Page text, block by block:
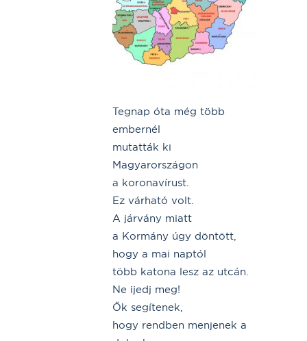
Tegnap óta még több
embernél
mutatták ki
Magyarországon
a koronavírust.
Ez várható volt.
A járvány miatt
a Kormány úgy döntött,
hogy a mai naptól
több katona lesz az utcán.
Ne ijedj meg!
Ők segítenek,
hogy rendben menjenek a